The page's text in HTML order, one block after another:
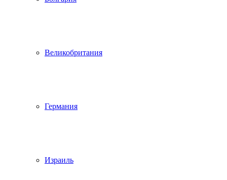
Великобритания
Германия
Израиль